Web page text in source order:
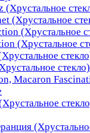
(Хрустальное
(Хрустальное
(Хрустальное
стекло)
Macaron